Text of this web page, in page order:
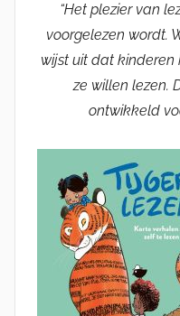
“Het plezier van
voorgelezen wordt.
wijst uit dat kinderen
ze willen lezen.
ontwikkeld